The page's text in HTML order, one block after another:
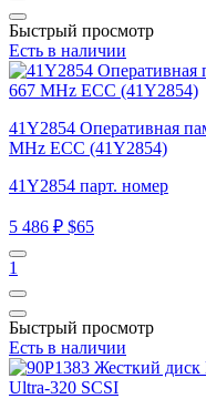
Быстрый просмотр
Есть в наличии
41Y2854 Оперативная
MHz ECC (41Y2854)
41Y2854 парт. номер
5 486 ₽ $65
1
Быстрый просмотр
Есть в наличии